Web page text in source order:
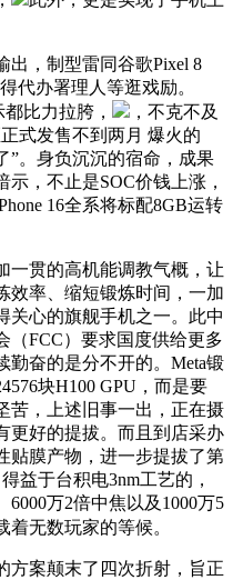
，制型雷同谷歌Pixel 8
代办署理人等逛戏励。
比力拉胯，
，不克不及
式发售不到两月 爆火的
”。身负沉沉的宿命，成果
，不止是SOC价钱上涨，
16全系将标配8GB运转
贯的高机能调教气概，让
效率、缩短锻炼时间，一加
关心的旗舰手机之一。此中
（FCC）要求国度供给更多
勤奋的是分不开的。Meta锻
块H100 GPU，而是要
苦，上述旧事一出，正在摄
更好的提拔。而且到店采办
贴膜产物，进一步提拔了第
益于台积电3nm工艺的，
6000万2倍中焦以及1000万5
着无数玩家的等候。
案颠末了四次折射，旨正